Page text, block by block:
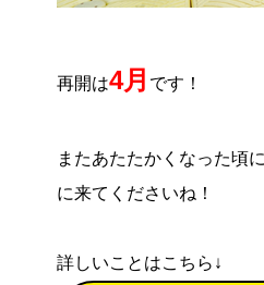
再開は4月 です！
またあたたかくなった頃
に来てくださいね！
詳しいことはこちら↓